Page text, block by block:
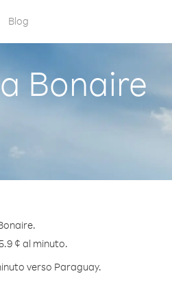
Blog
Bonaire
¢ al minuto.
verso Paraguay.